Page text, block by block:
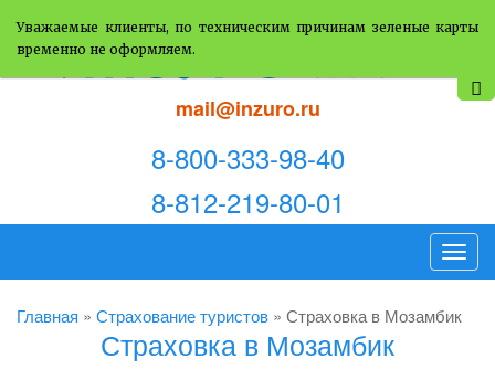
mail@inzuro.ru
8-800-333-98-40
8-812-219-80-01
T
o
g
Главная » Страхование туристов » Страховка в Мозамбик
Страховка в Мозамбик
Уважаемые клиенты, по техническим причинам зеленые карты
временно не оформляем.